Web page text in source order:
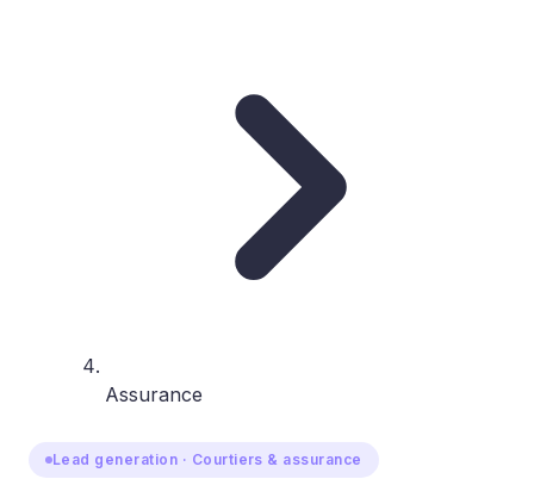
Assurance
Lead generation · Courtiers & assurance